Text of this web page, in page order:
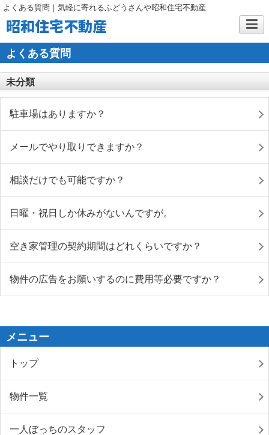
よくある質問｜気軽に寄れるふどうさんや昭和住宅不動産
昭和住宅不動産
よくある質問
未分類
駐車場はありますか？
メールでやり取りできますか？
相談だけでも可能ですか？
日曜・祝日しか休みがないんですが。
空き家管理の契約期間はどれくらいですか？
物件の広告をお願いするのに費用等必要ですか？
メニュー
トップ
物件一覧
一人ぼっちのスタッフ